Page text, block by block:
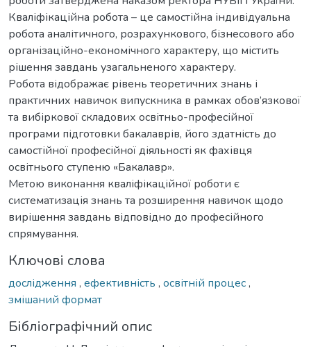
Кваліфікаційна робота – це самостійна індивідуальна
робота аналітичного, розрахункового, бізнесового або
організаційно-економічного характеру, що містить
рішення завдань узагальненого характеру.
Робота відображає рівень теоретичних знань і
практичних навичок випускника в рамках обов’язкової
та вибіркової складових освітньо-професійної
програми підготовки бакалаврів, його здатність до
самостійної професійної діяльності як фахівця
освітнього ступеню «Бакалавр».
Метою виконання кваліфікаційної роботи є
систематизація знань та розширення навичок щодо
вирішення завдань відповідно до професійного
спрямування.
Ключові слова
дослідження , ефективність , освітній процес,
змішаний формат
Бібліографічний опис